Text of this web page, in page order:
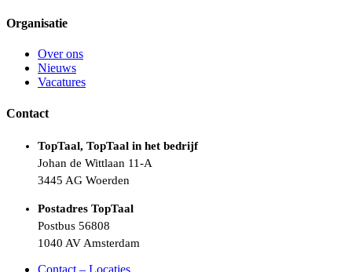
Organisatie
Over ons
Nieuws
Vacatures
Contact
TopTaal, TopTaal in het bedrijf
Johan de Wittlaan 11-A
3445 AG Woerden
Postadres TopTaal
Postbus 56808
1040 AV Amsterdam
Contact – Locaties